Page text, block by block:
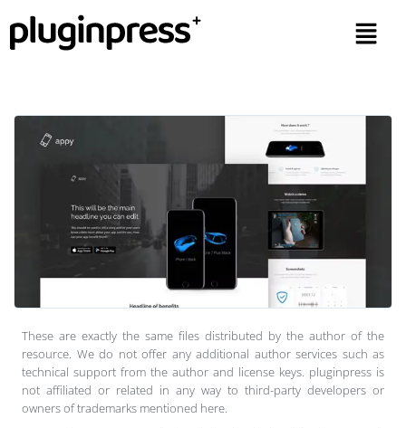
These are exactly the same files distributed by the author of the
resource. We do not offer any additional author services such as
technical support from the author and license keys. pluginpress is
not affiliated or related in any way to third-party developers or
owners of trademarks mentioned here.